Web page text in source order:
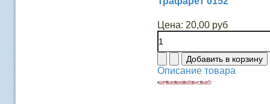
Цена: 20,00 руб
Описание товара